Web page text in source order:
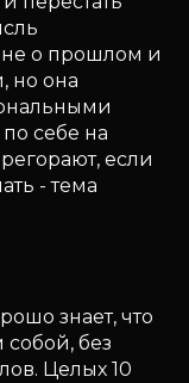
о прошлом и
но она
себе на
если
- тема
знает, что
собой, без
Целых 10